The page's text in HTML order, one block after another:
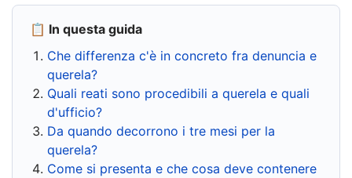
📋 In questa guida
Che differenza c'è in concreto fra denuncia e
querela?
Quali reati sono procedibili a querela e quali
d'ufficio?
Da quando decorrono i tre mesi per la
querela?
Come si presenta e che cosa deve contenere